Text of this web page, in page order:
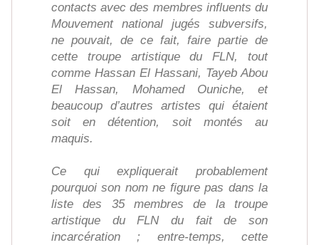
contacts avec des membres influents du
Mouvement national jugés subversifs,
ne pouvait, de ce fait, faire partie de
cette troupe artistique du FLN, tout
comme Hassan El Hassani, Tayeb Abou
El Hassan, Mohamed Ouniche, et
beaucoup d’autres artistes qui étaient
soit en détention, soit montés au
maquis.
Ce qui expliquerait probablement
pourquoi son nom ne figure pas dans la
liste des 35 membres de la troupe
artistique du FLN du fait de son
incarcération ; entre-temps, cette